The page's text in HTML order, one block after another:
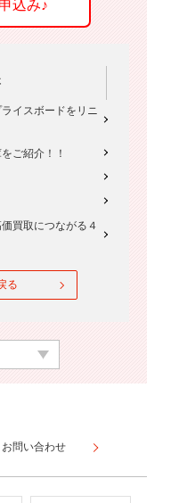
イスボードをリニ
ご紹介！！
買取につながる４
る
お問い合わせ